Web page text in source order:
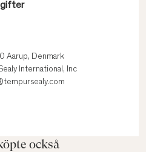
Aarup, Denmark
International, Inc
också